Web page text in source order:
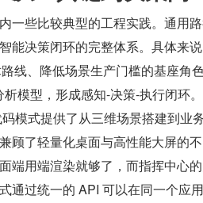
一些比较典型的工程实践。通用
能决策闭环的完整体系。具体来说
线、降低场景生产门槛的基座角
模型，形成感知-决策-执行闭环
模式提供了从三维场景搭建到业
顾了轻量化桌面与高性能大屏的
端用端渲染就够了，而指挥中心
通过统一的 API 可以在同一个应